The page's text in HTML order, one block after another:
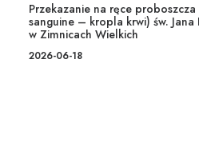
Przekazanie na ręce
sanguine – kropla krwi) św. Jana
w Zimnicach Wielkich
2026-06-18